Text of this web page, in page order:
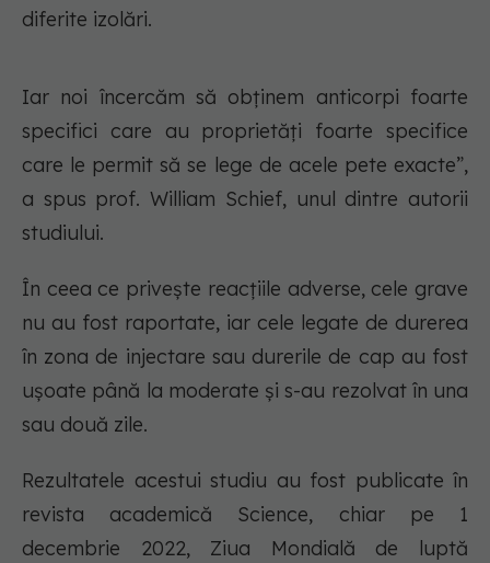
diferite izolări.
Iar noi încercăm să obținem anticorpi foarte
specifici care au proprietăți foarte specifice
care le permit să se lege de acele pete exacte”,
a spus prof. William Schief, unul dintre autorii
studiului.
În ceea ce privește reacțiile adverse, cele grave
nu au fost raportate, iar cele legate de durerea
în zona de injectare sau durerile de cap au fost
ușoate până la moderate și s-au rezolvat în una
sau două zile.
Rezultatele acestui studiu au fost publicate în
revista academică Science, chiar pe 1
decembrie 2022, Ziua Mondială de luptă